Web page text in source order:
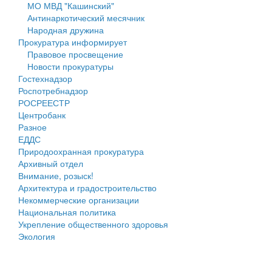
Правила землепользования и застройки
Генеральные планы
Проекты планировки территории
Собрание депутатов
Городское поселение
Сельские поселения
МО МВД "Кашинский"
Антинаркотический месячник
Народная дружина
Прокуратура информирует
Правовое просвещение
Новости прокуратуры
Гостехнадзор
Роспотребнадзор
РОСРЕЕСТР
Центробанк
Разное
ЕДДС
Природоохранная прокуратура
Архивный отдел
Внимание, розыск!
Архитектура и градостроительство
Некоммерческие организации
Национальная политика
Укрепление общественного здоровья
Экология